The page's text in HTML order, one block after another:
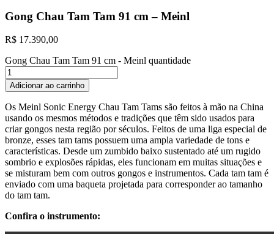
Gong Chau Tam Tam 91 cm – Meinl
R$ 17.390,00
Gong Chau Tam Tam 91 cm - Meinl quantidade
Adicionar ao carrinho
Os Meinl Sonic Energy Chau Tam Tams são feitos à mão na China
usando os mesmos métodos e tradições que têm sido usados para
criar gongos nesta região por séculos. Feitos de uma liga especial de
bronze, esses tam tams possuem uma ampla variedade de tons e
características. Desde um zumbido baixo sustentado até um rugido
sombrio e explosões rápidas, eles funcionam em muitas situações e
se misturam bem com outros gongos e instrumentos. Cada tam tam é
enviado com uma baqueta projetada para corresponder ao tamanho
do tam tam.
Confira o instrumento: